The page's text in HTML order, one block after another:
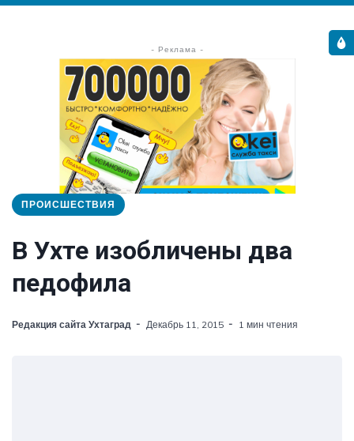
- Реклама -
ПРОИСШЕСТВИЯ
В Ухте изобличены два
педофила
Редакция сайта Ухтаград Декабрь 11, 2015 1 мин чтения